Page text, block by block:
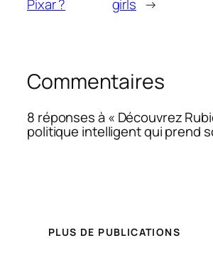
Pixar ?
girls →
Commentaires
8 réponses à « Découvrez
politique intelligent qui prend
PLUS DE PUBLICATIONS